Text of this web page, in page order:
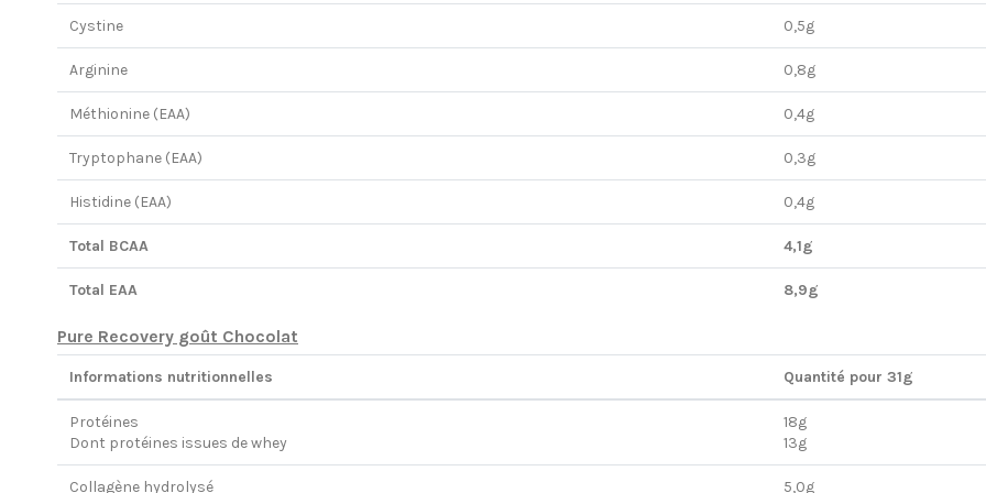
Cystine 0,5g
Arginine 0,8g
Méthionine (EAA) 0,4g
Tryptophane (EAA) 0,3g
Histidine (EAA) 0,4g
Total BCAA 4,1g
Total EAA 8,9g
Pure Recovery goût Chocolat
Informations nutritionnelles Quantité pour 31g
Protéines
Dont protéines issues de whey
18g
13g
Collagène hydrolysé 5,0g